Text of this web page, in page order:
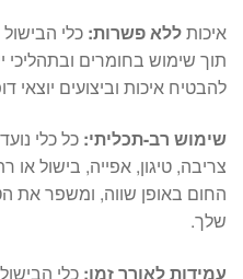
איכותללא פשרות: כלי
תוך שימוש בחומרים ובתהליכי
להבטיח איכות וביצועים יוצאי
שימוש רב-תכליתי: כל כלי
צריבה, טיגון, אפייה, בישול
החום באופן שווה, ומשפר את
שלך.
עמידות לאורך זמן: כלי